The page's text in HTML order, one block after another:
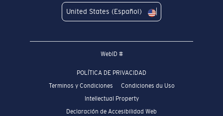
United States (Español)
WebID #
POLÍTICA DE PRIVACIDAD
Terminos y Condiciones
Condiciones du Uso
Intellectual Property
Declaración de Accesibilidad Web